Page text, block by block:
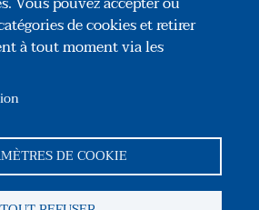
de cookies et retirer
à tout moment via les
DE COOKIE
des Notaires de France
– 75008 Paris